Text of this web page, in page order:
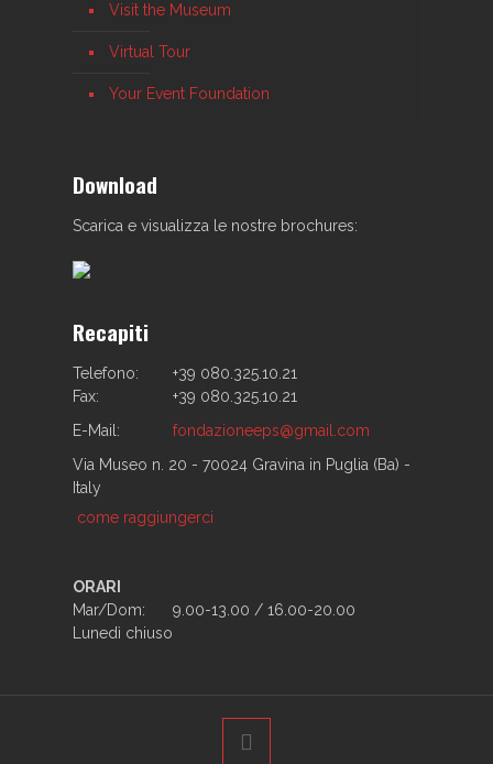
Visit the Museum
Virtual Tour
Your Event Foundation
Download
Scarica e visualizza le nostre brochures:
Recapiti
Telefono:
+39 080.325.10.21
Fax:
+39 080.325.10.21
E-Mail:
fondazioneeps@gmail.com
Via Museo n. 20 - 70024 Gravina in Puglia (Ba) -
Italy
come raggiungerci
ORARI
Mar/Dom:
9.00-13.00 / 16.00-20.00
Lunedì chiuso